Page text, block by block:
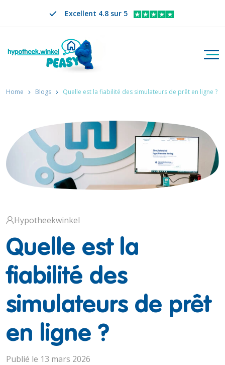
Excellent 4.8 sur 5
Rechercher
CHANGER DE LANGUE. LA LANGUE
FR
Home Blogs Quelle est la fiabilité des simulateurs de prêt en ligne ?
Hypotheekwinkel
Quelle est la
fiabilité des
simulateurs de prêt
en ligne ?
Publié le 13 mars 2026